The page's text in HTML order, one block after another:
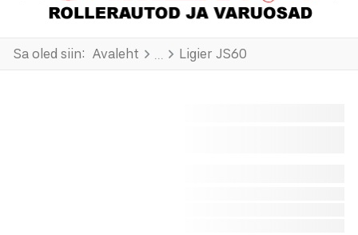
Sa oled siin: Avaleht Ligier JS60